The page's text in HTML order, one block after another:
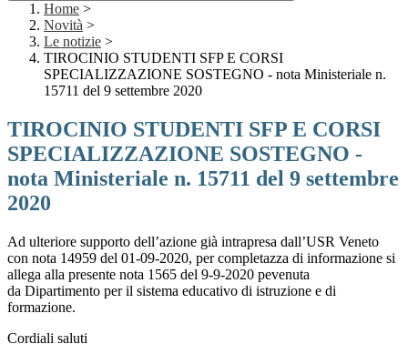
Home >
Novità >
Le notizie >
TIROCINIO STUDENTI SFP E CORSI
SPECIALIZZAZIONE SOSTEGNO - nota Ministeriale n.
15711 del 9 settembre 2020
TIROCINIO STUDENTI SFP E CORSI
SPECIALIZZAZIONE SOSTEGNO -
nota Ministeriale n. 15711 del 9 settembre
2020
Ad ulteriore supporto dell’azione già intrapresa dall’USR Veneto
con nota 14959 del 01-09-2020, per completazza di informazione si
allega alla presente nota 1565 del 9-9-2020 pevenuta
da Dipartimento per il sistema educativo di istruzione e di
formazione.
Cordiali saluti